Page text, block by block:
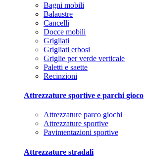
Bagni mobili
Balaustre
Cancelli
Docce mobili
Grigliati
Grigliati erbosi
Griglie per verde verticale
Paletti e saette
Recinzioni
Attrezzature sportive e parchi gioco
Attrezzature parco giochi
Attrezzature sportive
Pavimentazioni sportive
Attrezzature stradali